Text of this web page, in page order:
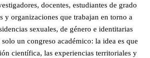
docentes, estudiantes de grado
y organizaciones que trabajan en torno a
sexuales, de género e identitarias
solo un congreso académico: la idea es que
científica, las experiencias territoriales y